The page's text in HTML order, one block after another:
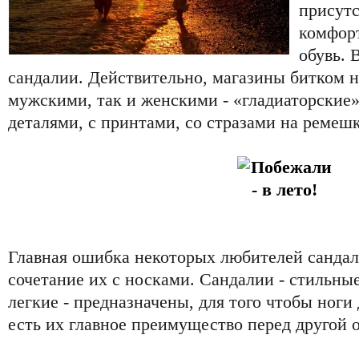
обувь.
сандалии. Действительно, магазины битком
мужскими, так и женскими -
деталями, с принтами, со стразами на
Главная ошибка некоторых любителей
сочетание их с носками. Сандалии -
легкие - предназначены, для того чтобы
есть их главное преимущество перед другой